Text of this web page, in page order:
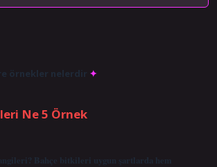
örnekler nelerdir
Ne 5 Örnek
Bahçe bitkileri uygun şartlarda hem